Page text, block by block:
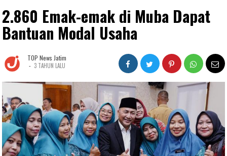
2.860 Emak-emak di Muba Dapat
Bantuan Modal Usaha
TOP News Jatim
- 3 TAHUN LALU